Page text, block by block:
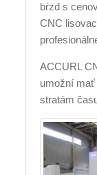
bŕzd s
CNC
ACCURL
umožní mať
stratám